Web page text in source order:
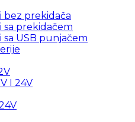
bez prekidača
prekidačem
USB punjačem
I 24V